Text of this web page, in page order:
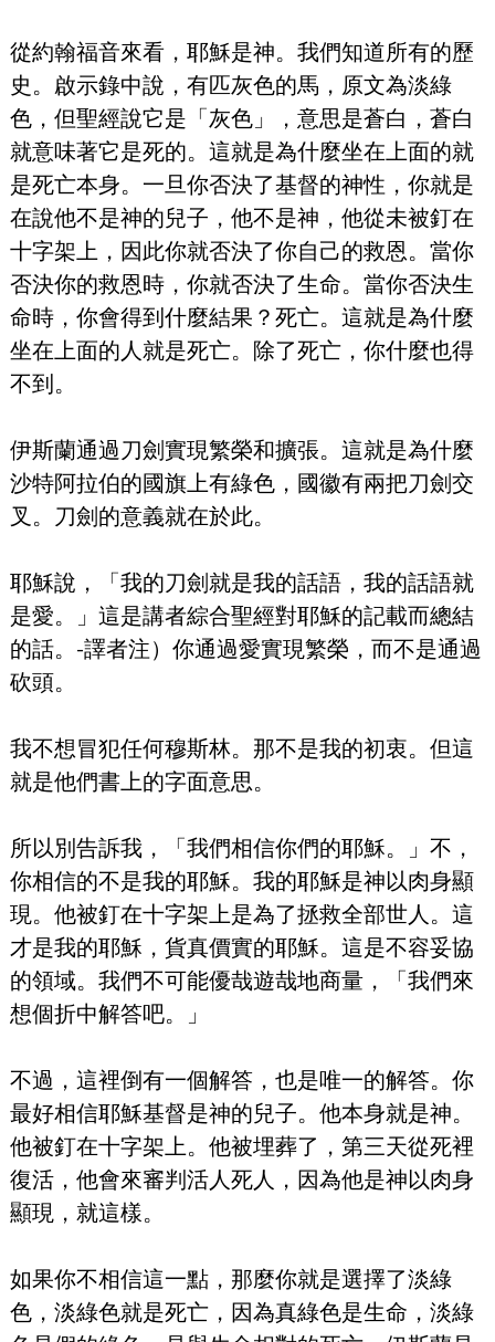
從約翰福音來看，耶穌是神。我們知道所有的歷
史。啟示錄中說，有匹灰色的馬，原文為淡綠
色，但聖經說它是「灰色」，意思是蒼白，蒼白
就意味著它是死的。這就是為什麼坐在上面的就
是死亡本身。一旦你否決了基督的神性，你就是
在說他不是神的兒子，他不是神，他從未被釘在
十字架上，因此你就否決了你自己的救恩。當你
否決你的救恩時，你就否決了生命。當你否決生
命時，你會得到什麼結果？死亡。這就是為什麼
坐在上面的人就是死亡。除了死亡，你什麼也得
不到。
伊斯蘭通過刀劍實現繁榮和擴張。這就是為什麼
沙特阿拉伯的國旗上有綠色，國徽有兩把刀劍交
叉。刀劍的意義就在於此。
耶穌說，「我的刀劍就是我的話語，我的話語就
是愛。」這是講者綜合聖經對耶穌的記載而總結
的話。-譯者注）你通過愛實現繁榮，而不是通過
砍頭。
我不想冒犯任何穆斯林。那不是我的初衷。但這
就是他們書上的字面意思。
所以別告訴我，「我們相信你們的耶穌。」不，
你相信的不是我的耶穌。我的耶穌是神以肉身顯
現。他被釘在十字架上是為了拯救全部世人。這
才是我的耶穌，貨真價實的耶穌。這是不容妥協
的領域。我們不可能優哉遊哉地商量，「我們來
想個折中解答吧。」
不過，這裡倒有一個解答，也是唯一的解答。你
最好相信耶穌基督是神的兒子。他本身就是神。
他被釘在十字架上。他被埋葬了，第三天從死裡
復活，他會來審判活人死人，因為他是神以肉身
顯現，就這樣。
如果你不相信這一點，那麼你就是選擇了淡綠
色，淡綠色就是死亡，因為真綠色是生命，淡綠